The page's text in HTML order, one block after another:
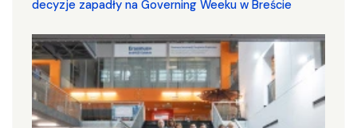
decyzje zapadły na Governing Weeku w Breście